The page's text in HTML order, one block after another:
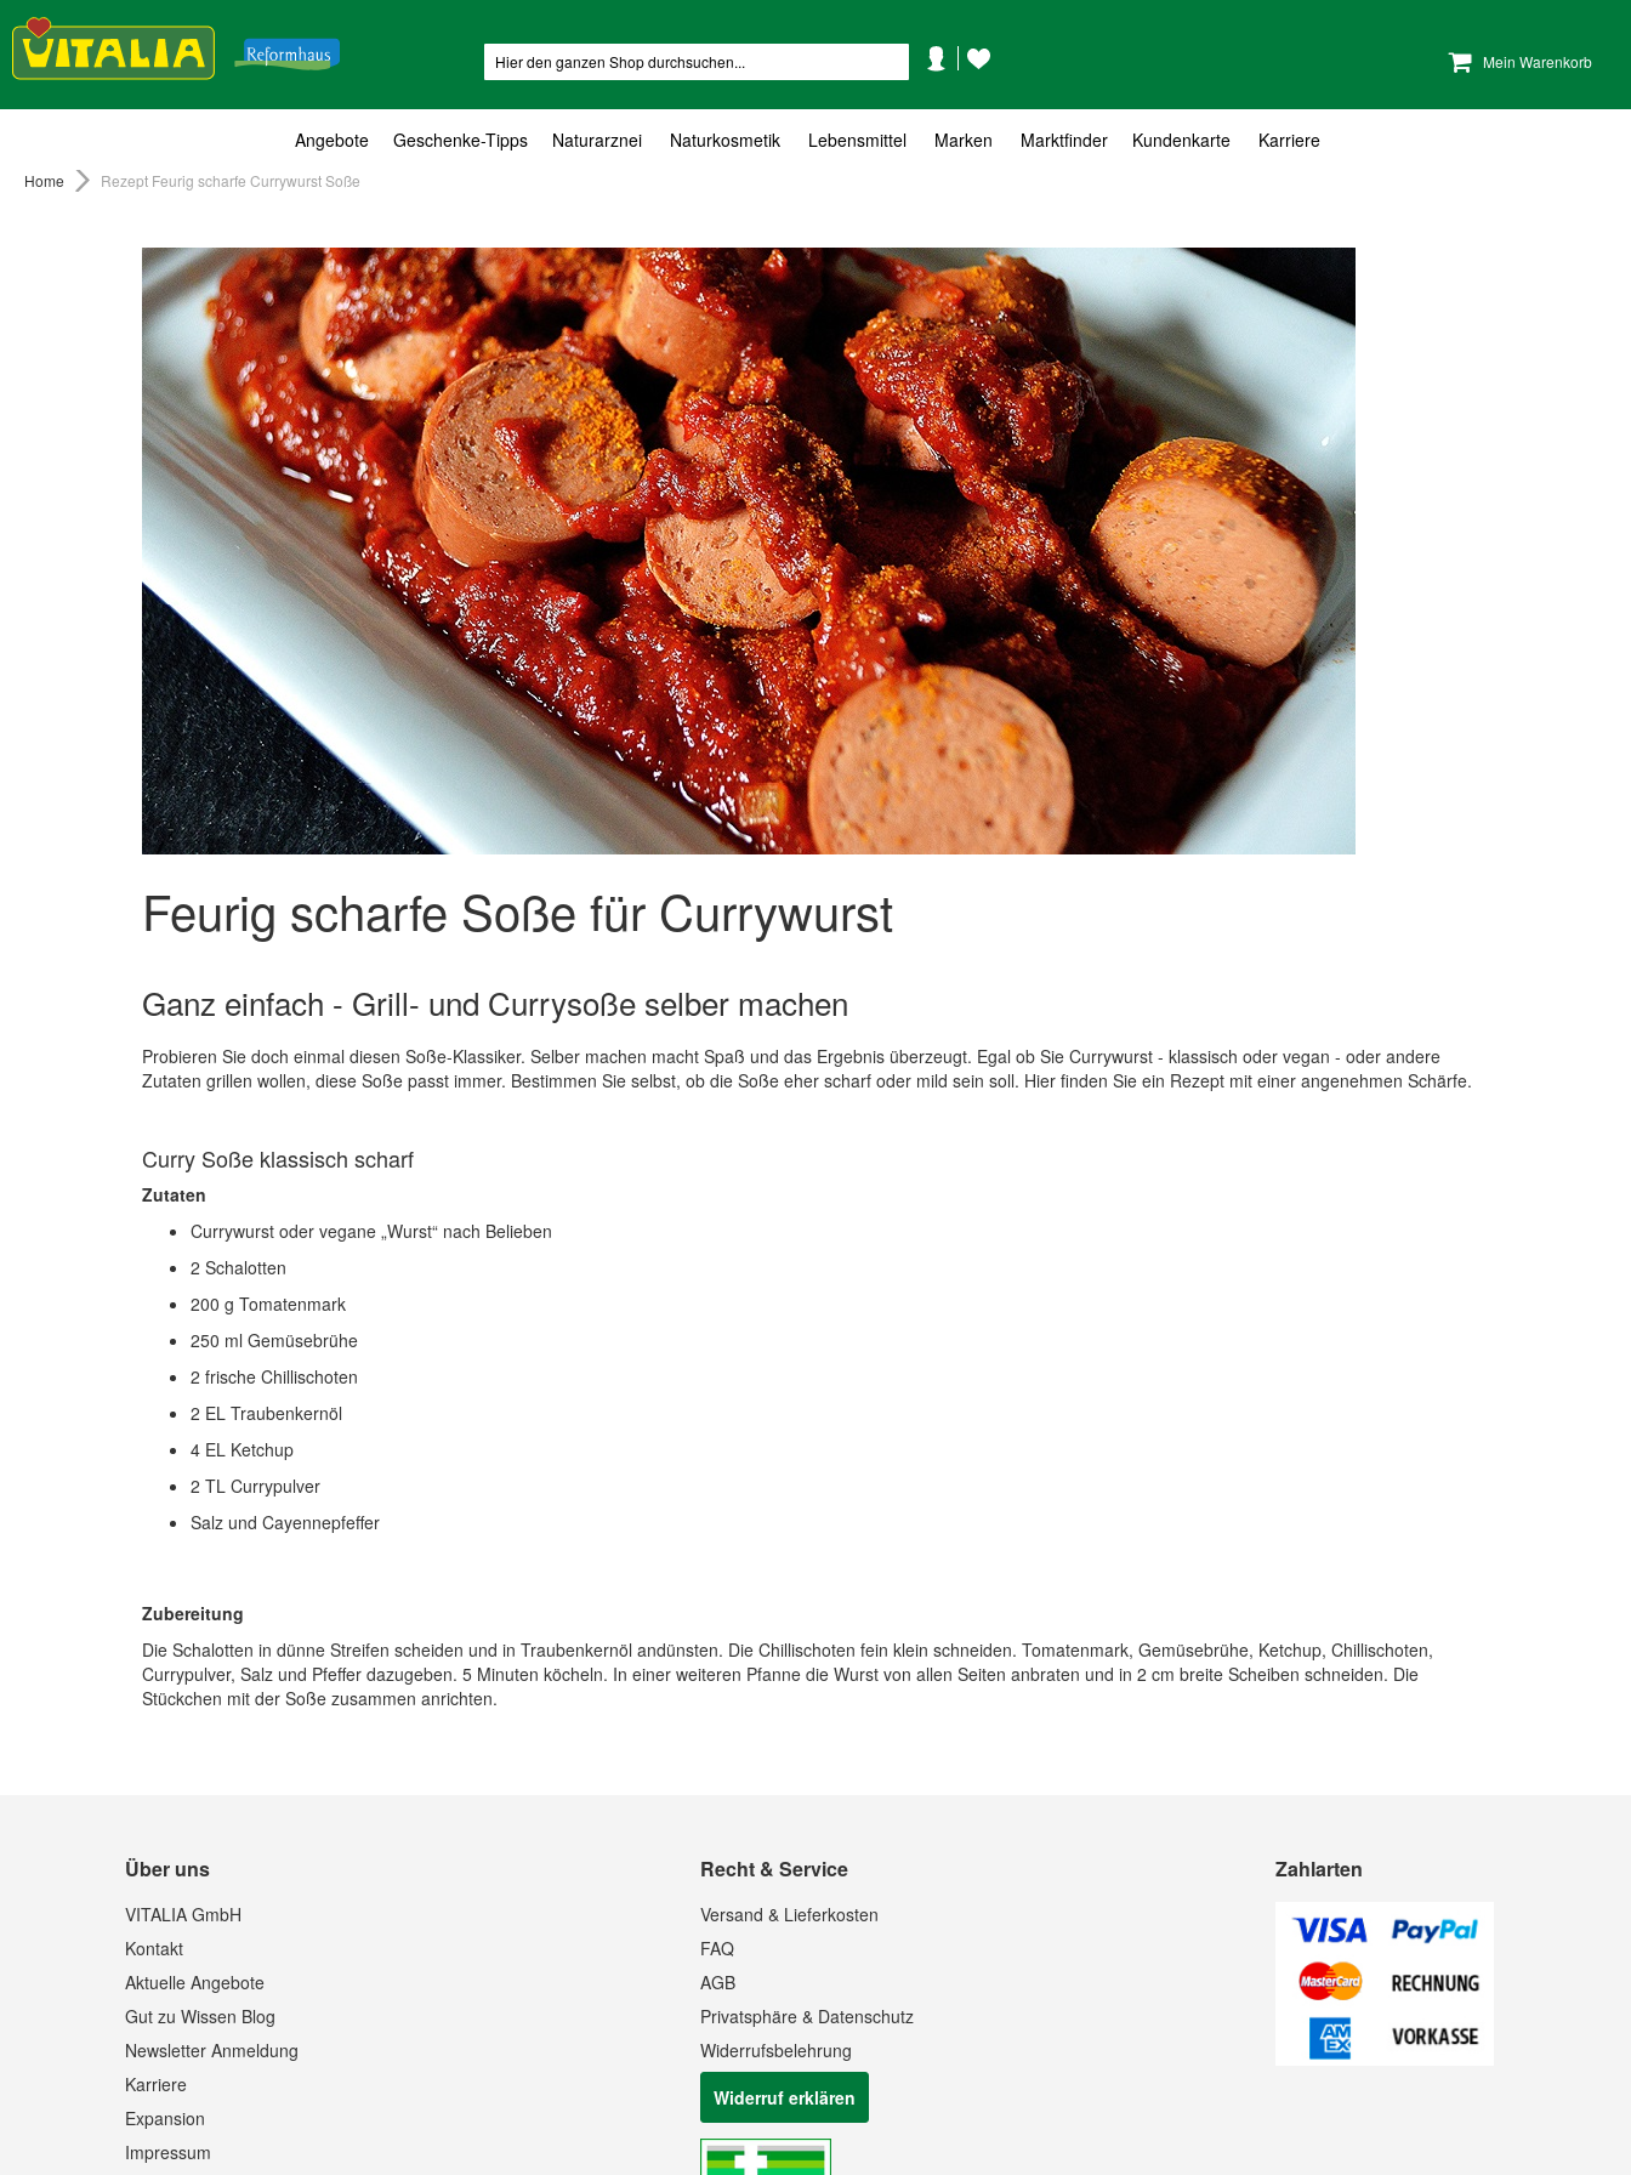
Mein Warenkorb
KontoWunschzettel
Angebote Geschenke-Tipps Naturarznei Naturkosmetik Lebensmittel Marken Marktfinder Kundenkarte Karriere
Home Rezept Feurig scharfe Currywurst Soße
Feurig scharfe Soße für Currywurst
Ganz einfach - Grill- und Currysoße selber machen
Probieren Sie doch einmal diesen Soße-Klassiker. Selber machen macht Spaß und das Ergebnis überzeugt. Egal ob Sie Currywurst - klassisch oder vegan - oder andere
Zutaten grillen wollen, diese Soße passt immer. Bestimmen Sie selbst, ob die Soße eher scharf oder mild sein soll. Hier finden Sie ein Rezept mit einer angenehmen Schärfe.
Curry Soße klassisch scharf
Zutaten
Currywurst oder vegane „Wurst“ nach Belieben
2 Schalotten
200 g Tomatenmark
250 ml Gemüsebrühe
2 frische Chillischoten
2 EL Traubenkernöl
4 EL Ketchup
2 TL Currypulver
Salz und Cayennepfeffer
Zubereitung
Die Schalotten in dünne Streifen scheiden und in Traubenkernöl andünsten. Die Chillischoten fein klein schneiden. Tomatenmark, Gemüsebrühe, Ketchup, Chillischoten,
Currypulver, Salz und Pfeffer dazugeben. 5 Minuten köcheln. In einer weiteren Pfanne die Wurst von allen Seiten anbraten und in 2 cm breite Scheiben schneiden. Die
Stückchen mit der Soße zusammen anrichten.
Über uns
VITALIA GmbH
Kontakt
Aktuelle Angebote
Gut zu Wissen Blog
Newsletter Anmeldung
Karriere
Expansion
Impressum
Recht & Service
Versand & Lieferkosten
FAQ
AGB
Privatsphäre & Datenschutz
Widerrufsbelehrung
Widerruf erklären
Zahlarten